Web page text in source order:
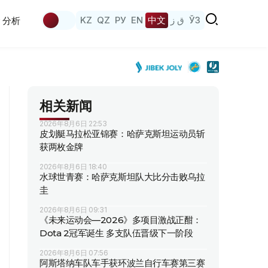
分析 KZ QZ РУ EN 中文 ق ز ЎЗ
相关新闻
2026年8月6日 22:53
皮划艇马拉松亚锦赛：哈萨克斯坦运动员斩
获两枚金牌
2026年8月6日 18:40
水球世青赛：哈萨克斯坦队大比分击败乌拉
圭
2026年8月6日 09:31
《未来运动会—2026》多项目激战正酣：
Dota 2冠军诞生 多支队伍晋级下一阶段
2026年8月6日 07:56
阿斯塔纳车队车手获环波兰自行车赛第三赛